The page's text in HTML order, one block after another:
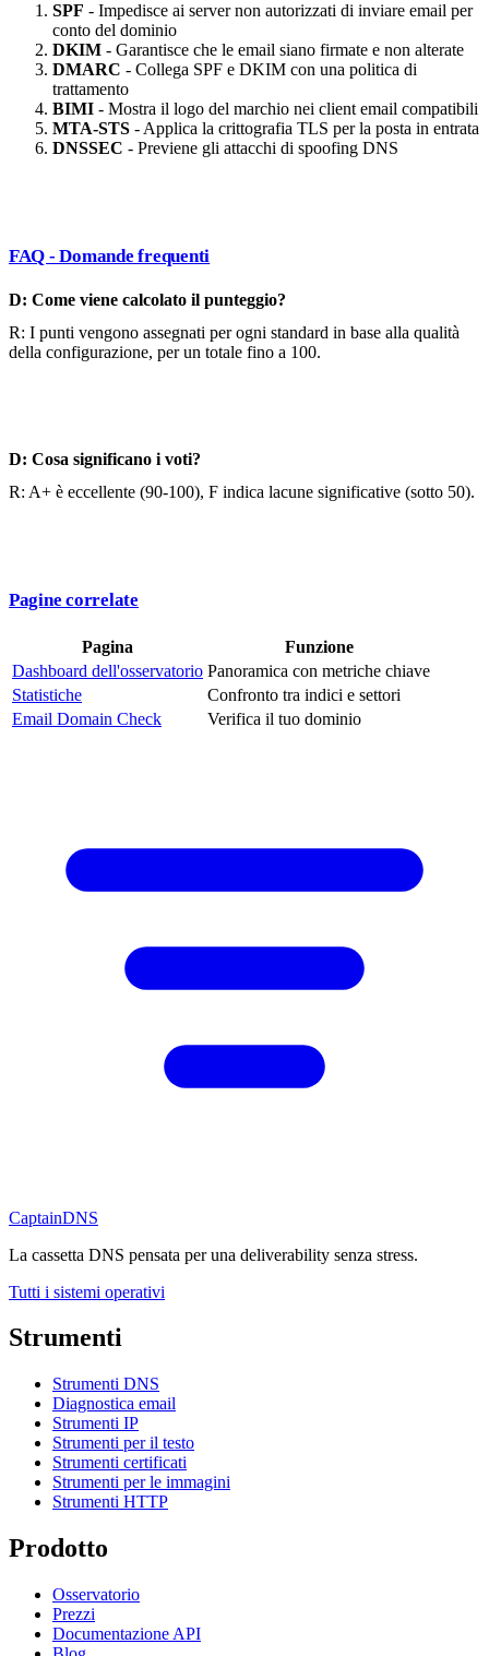
SPF - Impedisce ai server non autorizzati di inviare email per
conto del dominio
DKIM - Garantisce che le email siano firmate e non alterate
DMARC - Collega SPF e DKIM con una politica di
trattamento
BIMI - Mostra il logo del marchio nei client email compatibili
MTA-STS - Applica la crittografia TLS per la posta in entrata
DNSSEC - Previene gli attacchi di spoofing DNS
FAQ - Domande frequenti
D: Come viene calcolato il punteggio?
R: I punti vengono assegnati per ogni standard in base alla qualità
della configurazione, per un totale fino a 100.
D: Cosa significano i voti?
R: A+ è eccellente (90-100), F indica lacune significative (sotto 50).
Pagine correlate
Pagina
Funzione
Dashboard dell'osservatorio Panoramica con metriche chiave
Statistiche
Confronto tra indici e settori
Email Domain Check
Verifica il tuo dominio
CaptainDNS
La cassetta DNS pensata per una deliverability senza stress.
Tutti i sistemi operativi
Strumenti
Strumenti DNS
Diagnostica email
Strumenti IP
Strumenti per il testo
Strumenti certificati
Strumenti per le immagini
Strumenti HTTP
Prodotto
Osservatorio
Prezzi
Documentazione API